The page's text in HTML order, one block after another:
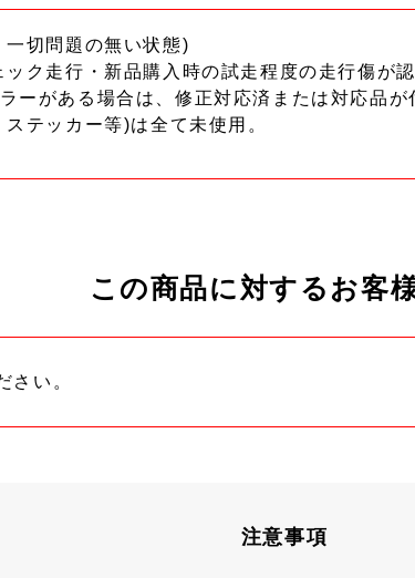
切問題の無い状態)
ク走行・新品購入時の試走程度の走行傷が
ーがある場合は、修正対応済または対応品が
テッカー等)は全て未使用。
この商品に対するお客
さい。
注意事項